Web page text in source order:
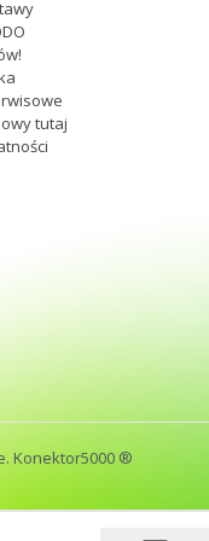
tutaj
Konektor5000 ®